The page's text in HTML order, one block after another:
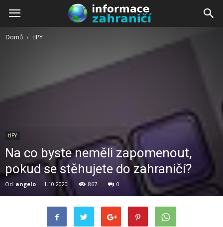
Domů tIPY
tIPY
Na co byste neměli zapomenout,
pokud se stěhujete do zahraničí?
Od angelo - 1.10.2020 867 0